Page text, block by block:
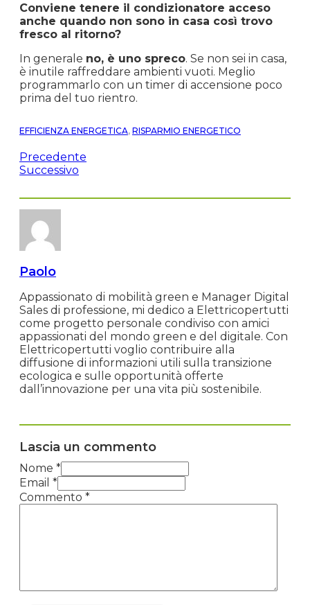
Conviene tenere il condizionatore acceso
anche quando non sono in casa così trovo
fresco al ritorno?
In generale no, è uno spreco. Se non sei in casa,
è inutile raffreddare ambienti vuoti. Meglio
programmarlo con un timer di accensione poco
prima del tuo rientro.
EFFICIENZA ENERGETICA, RISPARMIO ENERGETICO
Precedente
Successivo
Paolo
Appassionato di mobilità green e Manager Digital
Sales di professione, mi dedico a Elettricopertutti
come progetto personale condiviso con amici
appassionati del mondo green e del digitale. Con
Elettricopertutti voglio contribuire alla
diffusione di informazioni utili sulla transizione
ecologica e sulle opportunità offerte
dall’innovazione per una vita più sostenibile.
Lascia un commento
Nome *
Email *
Commento *